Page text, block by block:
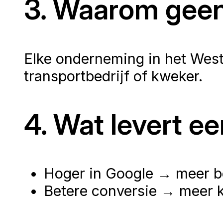
3. Waarom
Elke onderneming in het
transportbedrijf of kweker.
4. Wat levert
Hoger in Google → meer
Betere conversie → meer